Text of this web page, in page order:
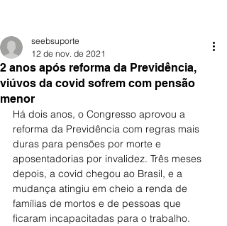
2 anos após reforma da Previdência,
viúvos da covid sofrem com pensão
menor
seebsuporte
12 de nov. de 2021
Há dois anos, o Congresso aprovou a
reforma da Previdência com regras mais
duras para pensões por morte e
aposentadorias por invalidez. Três meses
depois, a covid chegou ao Brasil, e a
mudança atingiu em cheio a renda de
famílias de mortos e de pessoas que
ficaram incapacitadas para o trabalho.